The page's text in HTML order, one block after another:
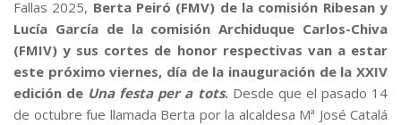
Fallas 2025, Berta Peiró (FMV) de la comisión Ribesan y
Lucía García de la comisión Archiduque Carlos-Chiva
(FMIV) y sus cortes de honor respectivas van a estar
este próximo viernes, día de la inauguración de la XXIV
edición de Una festa per a tots.Desde que el pasado 14
de octubre fue llamada Berta por la alcaldesa Mª José Catalá